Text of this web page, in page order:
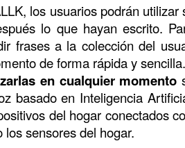
los usuarios podrán
lo que hayan escrito.
frases a la colección del
de forma rápida y
en cualquier momento
basado en Inteligencia
del hogar conectados
los sensores del hogar.